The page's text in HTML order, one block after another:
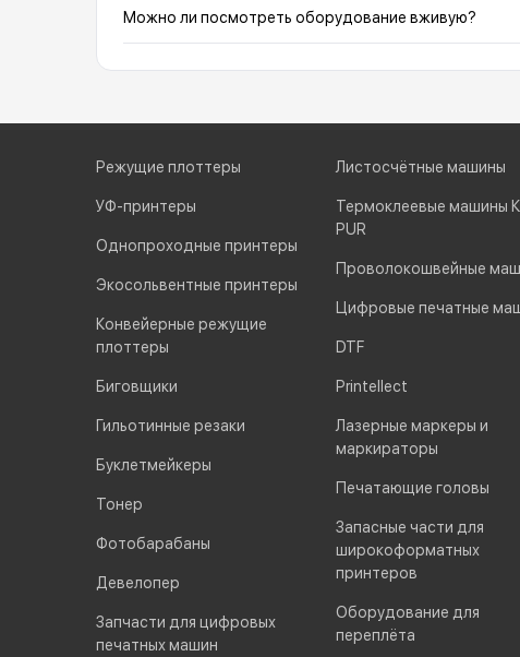
Можно ли посмотреть оборудование вживую?
Режущие плоттеры
УФ-принтеры
Однопроходные принтеры
Экосольвентные принтеры
Конвейерные режущие
плоттеры
Биговщики
Гильотинные резаки
Буклетмейкеры
Тонер
Фотобарабаны
Девелопер
Запчасти для цифровых
печатных машин
Листосчётные машины
Термоклеевые машины
PUR
Проволокошвейные
Цифровые печатные
DTF
Printellect
Лазерные маркеры и
маркираторы
Печатающие головы
Запасные части для
широкоформатных
принтеров
Оборудование для
переплёта